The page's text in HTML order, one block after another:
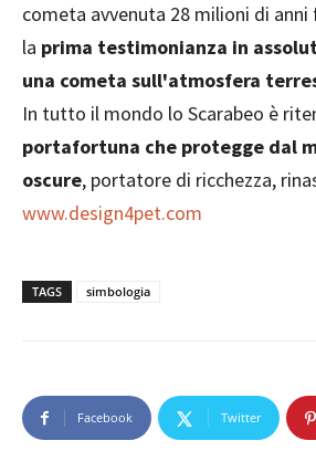
cometa avvenuta 28 milioni di anni
la prima testimonianza in
una cometa sull'atmosfera
In tutto il mondo lo Scarabeo è
portafortuna che protegge dal
oscure, portatore di ricchezza,
www.design4pet.com
TAGS simbologia
Facebook Twitter